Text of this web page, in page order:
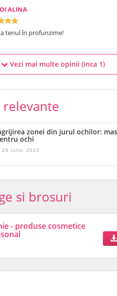
ALINA
tenul în profunzime!
Vezi mai multe opinii (inca 1)
zonei din jurul ochilor:
ochi
29 iulie, 2025
si brosuri
- produse cosmetice